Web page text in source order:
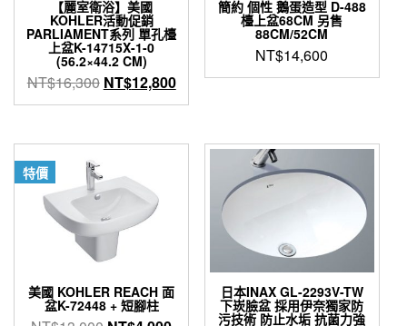
【麗室衛浴】美國
KOHLER活動促銷
PARLIAMENT系列 單孔檯
上盆K-14715X-1-0
(56.2×44.2 CM)
NT$16,300 原
始
格：
NT$12,800目
前
格：
NT$12,800。
簡約 個性 鵝蛋造型 D-488
檯上盆68CM 另售
88CM/52CM
NT$14,600
特價
美國 KOHLER REACH 面
盆K-72448 + 短腳柱
日本INAX GL-2293V-TW
下崁臉盆 採用伊奈獨家防
污技術 防止水垢 抗菌力強